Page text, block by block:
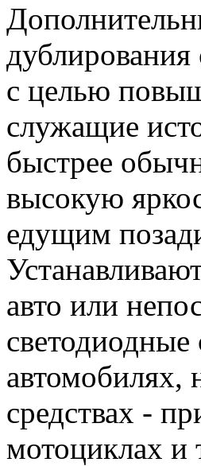
с целью
служащие
быстрее
высокую
едущим
авто или
автомобилях,
средствах -
мотоциклах и